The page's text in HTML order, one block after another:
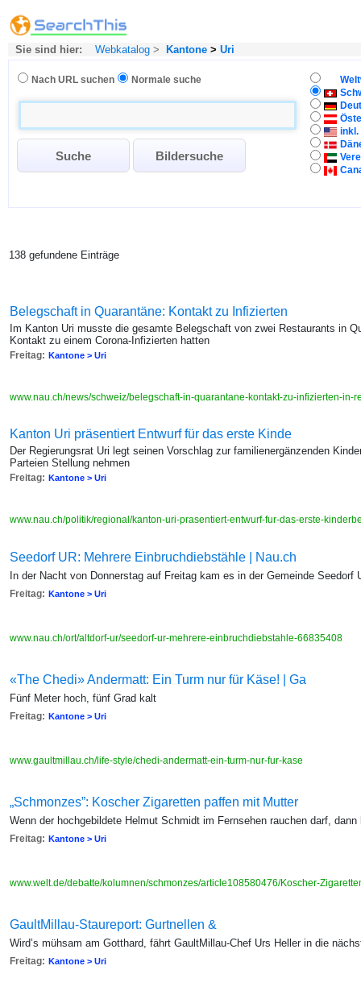
Sie sind hier: Webkatalog > Kantone > Uri
Nach URL suchen Normale suche
inkl.
138 gefundene Einträge
Belegschaft in Quarantäne: Kontakt zu Infizierten
Im Kanton Uri musste die gesamte Belegschaft von zwei Restaurants in
Kontakt zu einem Corona-Infizierten hatten
Freitag: Kantone > Uri
www.nau.ch/news/schweiz/belegschaft-in-quarantane-kontakt-zu-infizierten-in-
Kanton Uri präsentiert Entwurf für das erste Kinde
Der Regierungsrat Uri legt seinen Vorschlag zur familienergänzenden
Parteien Stellung nehmen
Freitag: Kantone > Uri
www.nau.ch/politik/regional/kanton-uri-prasentiert-entwurf-fur-das-erste-
Seedorf UR: Mehrere Einbruchdiebstähle | Nau.ch
In der Nacht von Donnerstag auf Freitag kam es in der Gemeinde Seedorf
Freitag: Kantone > Uri
www.nau.ch/ort/altdorf-ur/seedorf-ur-mehrere-einbruchdiebstahle-66835408
«The Chedi» Andermatt: Ein Turm nur für Käse! | Ga
Fünf Meter hoch, fünf Grad kalt
Freitag: Kantone > Uri
www.gaultmillau.ch/life-style/chedi-andermatt-ein-turm-nur-fur-kase
„Schmonzes”: Koscher Zigaretten paffen mit Mutter
Wenn der hochgebildete Helmut Schmidt im Fernsehen rauchen darf,
Freitag: Kantone > Uri
www.welt.de/debatte/kolumnen/schmonzes/article108580476/Koscher-
GaultMillau-Staureport: Gurtnellen &
Wird’s mühsam am Gotthard, fährt GaultMillau-Chef Urs Heller in die
Freitag: Kantone > Uri